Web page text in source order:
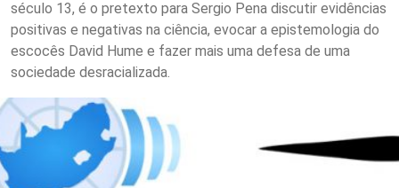
século 13, é o pretexto para Sergio Pena discutir evidências
positivas e negativas na ciência, evocar a epistemologia do
escocês David Hume e fazer mais uma defesa de uma
sociedade desracializada.